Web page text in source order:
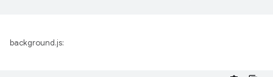
background.js: